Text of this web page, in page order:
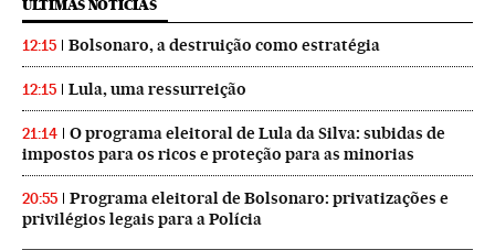
ÚLTIMAS NOTICIAS
12:15 Bolsonaro, a destruição como estratégia
12:15 Lula, uma ressurreição
21:14
O programa eleitoral de Lula da Silva: subidas de
impostos para os ricos e proteção para as minorias
20:55
Programa eleitoral de Bolsonaro: privatizações e
privilégios legais para a Polícia